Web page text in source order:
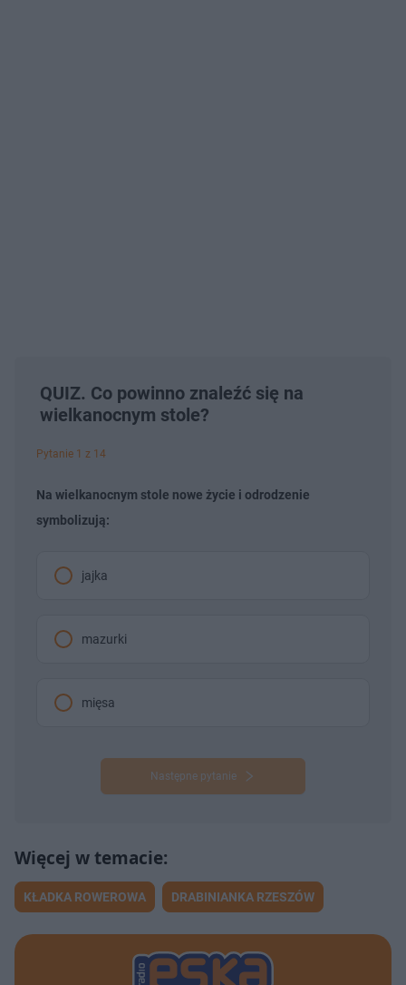
QUIZ. Co powinno znaleźć się na
wielkanocnym stole?
Pytanie 1 z 14
Na wielkanocnym stole nowe życie i odrodzenie
symbolizują:
jajka
mazurki
mięsa
Następne pytanie
KŁADKA ROWEROWA DRABINIANKA RZESZÓW